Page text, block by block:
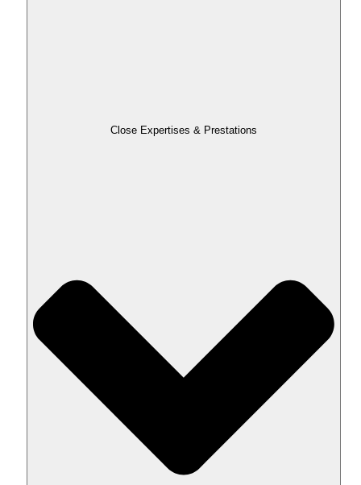
Close Expertises & Prestations